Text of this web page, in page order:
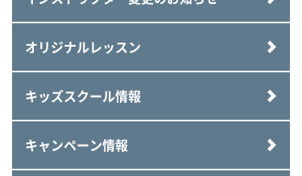
オリジナルレッスン
キッズスクール情報
キャンペーン情報